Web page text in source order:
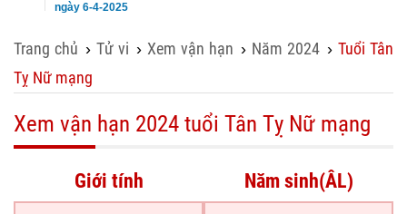
ngày 6-4-2025
Trang chủ › Tử vi › Xem vận hạn › Năm 2024 › Tuổi Tân
Tỵ Nữ mạng
Xem vận hạn 2024 tuổi Tân Tỵ Nữ mạng
Giới tính Năm sinh(ÂL)